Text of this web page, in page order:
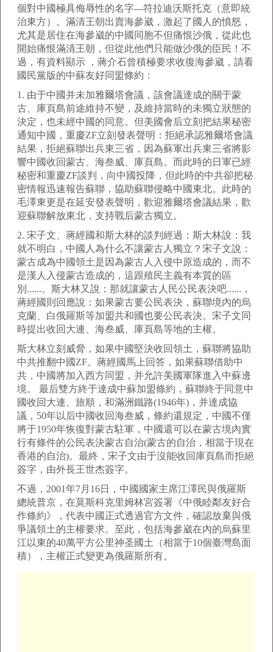
個對中國極具侮辱性的名字---符拉迪沃斯托克（意即統
治東方）。滿清王朝出賣海參崴，激起了國人的憤怒，
尤其是居住在海參崴的中國同胞不但痛恨沙俄，從此也
開始痛恨滿清王朝，但從此他們只能做沙俄的臣民！不
過，有資料顯示 ，蔣介石曾積極要求收復海參崴，請看
國民黨版的中蘇友好同盟條約：
1. 由于中國并未加雅爾塔會議，該會議達成的關于蒙
古、庫頁島前途維持不變，及維持當時的未獨立狀態的
決定，也未經中國的同意。但美國會后立刻把結果秘密
通知中國，重慶ZF立刻發表聲明：拒絕承認雅爾塔會議
結果，拒絕蘇聯出兵東三省，因為蘇軍出兵東三省將影
響中國收回蒙古、海叁威、庫頁島。而此時的日軍已經
秘密和重慶ZF談判，向中國投降，但此時的中共卻把秘
密情報迅速報告蘇聯，協助蘇聯侵略中國東北。此時的
毛澤東更是在延安發表聲明，歡迎雅爾塔會議結果，歡
迎蘇聯解放東北，支持戰后蒙古獨立。
2. 宋子文、蔣經國和斯大林的談判經過：斯大林說：我
就不明白，中國人為什么不讓蒙古人獨立？宋子文說：
蒙古成為中國領土是因為蒙古人入侵中原造成的，而不
是漢人入侵蒙古造成的，這跟殖民主義有本質的區
別......。斯大林又說：那就讓蒙古人民公民表決吧......，
蔣經國則回應說：如果蒙古要公民表決，蘇聯境內的烏
克蘭、白俄羅斯等加盟共和國也要公民表決。宋子文同
時提出收回大連、海叁威、庫頁島等地的主權。
斯大林立刻威脅，如果中國堅決收回領土，蘇聯將協助
中共推翻中國ZF。蔣經國馬上回答，如果蘇聯借助中
共，中國將加入西方同盟，并允許美國軍隊進入中蘇邊
境。 最后雙方終于達成中蘇加盟條約，蘇聯終于同意中
國收回大連、旅順，和滿洲鐵路(1946年)，并達成協
議，50年以后中國收回海叁威，條約還規定，中國不僅
將于1950年恢復對蒙古駐軍，中國還可以在蒙古境內實
行有條件的公民表決蒙古自治(蒙古的自治，相當于現在
香港的自治)。最終，宋子文由于沒能收回庫頁島而拒絕
簽字，由外長王世杰簽字。
不過，2001年7月16日，中國國家主席江澤民與俄羅斯
總統普京，在莫斯科克里姆林宮簽署《中俄睦鄰友好合
作條約》，代表中國正式透過官方文件，確認放棄與俄
爭議領土的主權要求。至此，包括海參崴在內的烏蘇里
江以東的40萬平方公里神圣國土（相當于10個臺灣島面
積），主權正式變更為俄羅斯所有。